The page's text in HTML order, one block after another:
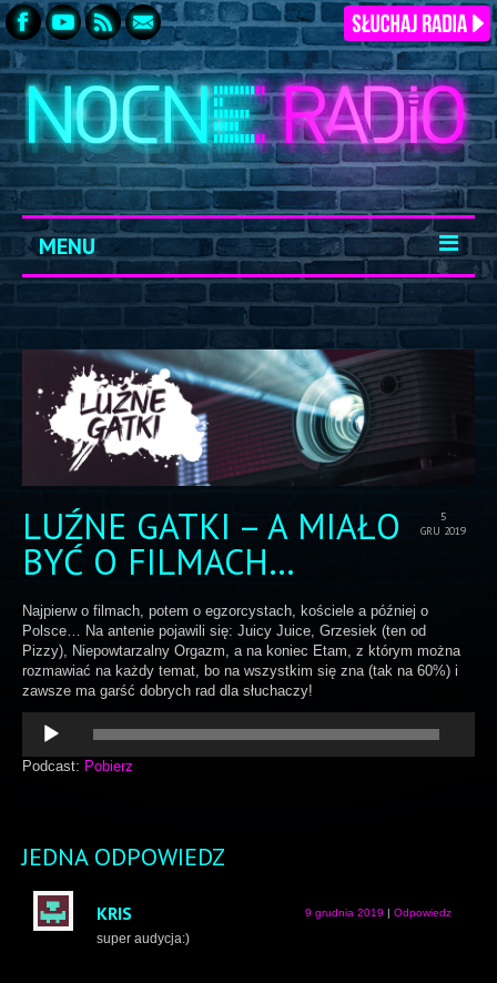
MENU
START
ARCHIWUM
KONTAKT
LOGOWANIE
5
GRU 2019
LUŹNE GATKI – A MIAŁO
BYĆ O FILMACH…
Najpierw o filmach, potem o egzorcystach, kościele a później o
Polsce… Na antenie pojawili się: Juicy Juice, Grzesiek (ten od
Pizzy), Niepowtarzalny Orgazm, a na koniec Etam, z którym można
rozmawiać na każdy temat, bo na wszystkim się zna (tak na 60%) i
zawsze ma garść dobrych rad dla słuchaczy!
Odtwarzacz
plików
dźwiękowych
Podcast: Pobierz
JEDNA ODPOWIEDZ
KRIS 9 grudnia 2019 Odpowiedz
super audycja:)